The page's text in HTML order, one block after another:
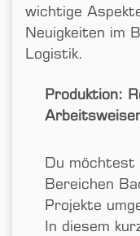
wichtige
Neuigkeiten im
Logistik.
Produktion:
Du möchtest
Bereichen
Projekte
In diesem